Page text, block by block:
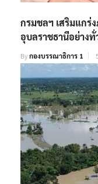
กรมชลฯ เสริมแกร่
อุบลราชธานีอย่างทั่
Byกองบรรณาธิการ 1